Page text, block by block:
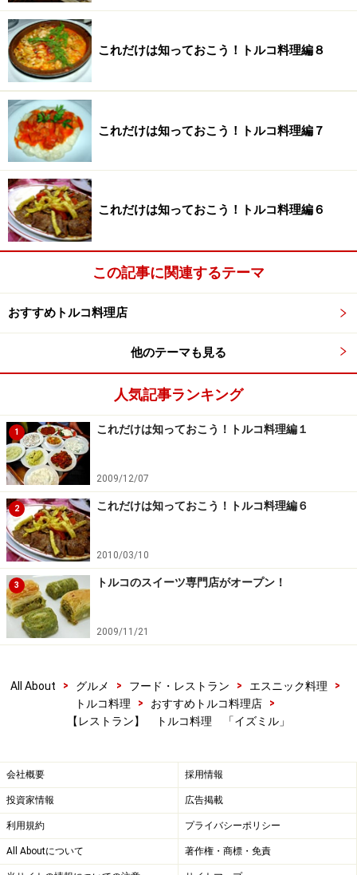
これだけは知っておこう！トルコ料理編８
これだけは知っておこう！トルコ料理編７
これだけは知っておこう！トルコ料理編６
この記事に関連するテーマ
おすすめトルコ料理店
他のテーマも見る
人気記事ランキング
1 これだけは知っておこう！トルコ料理編１
2009/12/07
2 これだけは知っておこう！トルコ料理編６
2010/03/10
3 トルコのスイーツ専門店がオープン！
2009/11/21
All About > グルメ > フード・レストラン > エスニック料理
>
トルコ料理
> おすすめトルコ料理店
>
【レストラン】 トルコ料理 「イズミル」
会社概要 採用情報
投資家情報 広告掲載
利用規約 プライバシーポリシー
All Aboutについて 著作権・商標・免責